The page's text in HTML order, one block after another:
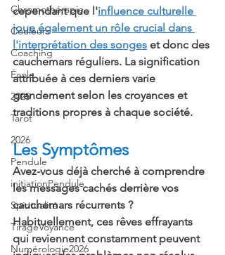
Chromothérapie
Couleurs
Coaching
École
2025
Tarot
2026
Pendule
initiationPendule
Spiritualité
TirageVoyance
Numérologie2026
cependant que l'influence culturelle
joue également un rôle crucial dans
l'interprétation des songes et donc des
cauchemars réguliers. La signification
attribuée à ces derniers varie
grandement selon les croyances et
traditions propres à chaque société.
Les Symptômes
Avez-vous déjà cherché à comprendre
les messages cachés derrière vos
cauchemars récurrents ?
Habituellement, ces rêves effrayants
qui reviennent constamment peuvent